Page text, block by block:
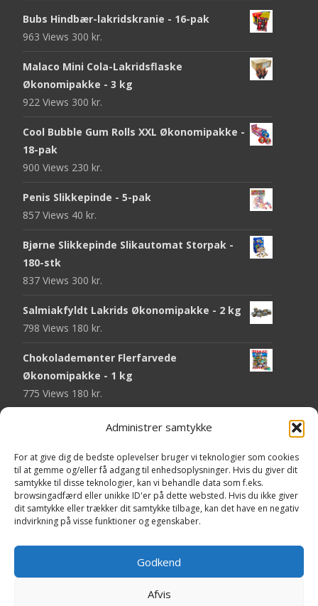
Administrer samtykke
For at give dig de bedste oplevelser bruger vi teknologier som cookies
til at gemme og/eller få adgang til enhedsoplysninger. Hvis du giver dit
samtykke til disse teknologier, kan vi behandle data som f.eks.
browsingadfærd eller unikke ID'er på dette websted. Hvis du ikke giver
dit samtykke eller trækker dit samtykke tilbage, kan det have en negativ
indvirkning på visse funktioner og egenskaber.
Godkend
Afvis
Bubs Hindbær-lakridskranie - 16-pak
963 Views 300 kr.
Malaco Mini Cola-Lakridsflaske
Økonomipakke - 3 kg
922 Views 300 kr.
Cool Bubble Gum Rolls XXL Økonomipakke -
18-pak
900 Views 230 kr.
Penis Slikkepinde - 5-pak
857 Views 40 kr.
Bjørne Slikkepinde Slikautomat Storpak -
180-stk
837 Views 300 kr.
Salmiakfyldt Lakrids Økonomipakke - 2 kg
798 Views 180 kr.
Chokolademønter Flerfarvede
Økonomipakke - 1 kg
775 Views 180 kr.
Malaco Stjerner Lakrids - 92 gram
Pringles Hot & Spicy - 165 gram
751 Views40 kr.
Fini Krudttønder Tyggegummi